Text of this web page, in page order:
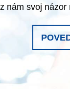
nám svoj